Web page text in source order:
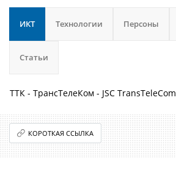
ИКТ Технологии Персоны
Статьи
ТТК - ТрансТелеКом - JSC TransTeleCom
КОРОТКАЯ ССЫЛКА